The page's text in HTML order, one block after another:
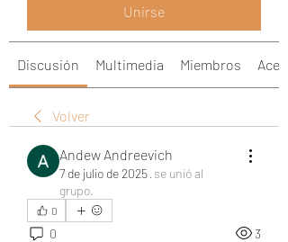
Unirse
Discusión Multimedia Miembros
Volver
Andew Andreevich
7 de julio de 2025· se unió al
grupo.
0
0 3